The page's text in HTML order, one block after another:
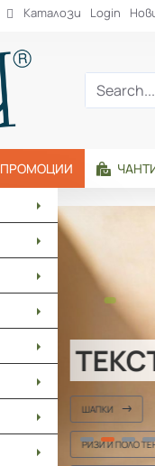
Каталози Login
Search...
ПРОМОЦИИ
ШАПКИ
РИЗИ И ПОЛО